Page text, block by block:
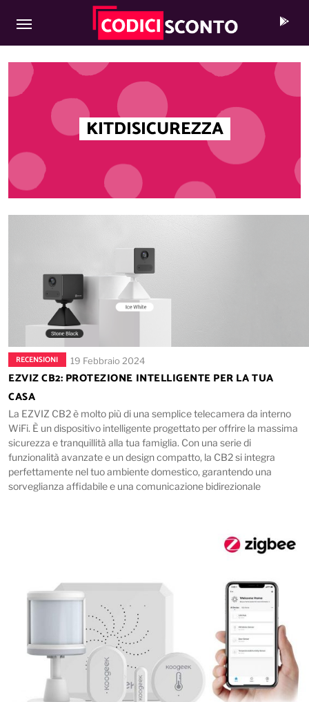
MAIN NAVIGATION
Skip to content
KITDISICUREZZA
RECENSIONI 19 Febbraio 2024
EZVIZ CB2: PROTEZIONE INTELLIGENTE PER LA TUA
CASA
La EZVIZ CB2 è molto più di una semplice telecamera da interno
WiFi. È un dispositivo intelligente progettato per offrire la massima
sicurezza e tranquillità alla tua famiglia. Con una serie di
funzionalità avanzate e un design compatto, la CB2 si integra
perfettamente nel tuo ambiente domestico, garantendo una
sorveglianza affidabile e una comunicazione bidirezionale